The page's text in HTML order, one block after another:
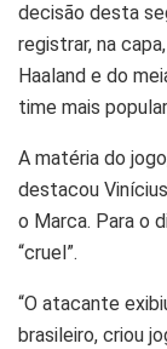
decisão desta
registrar, na
Haaland e do
time mais
A matéria do
destacou
o Marca. Para o
“cruel”.
“O atacante
brasileiro, criou